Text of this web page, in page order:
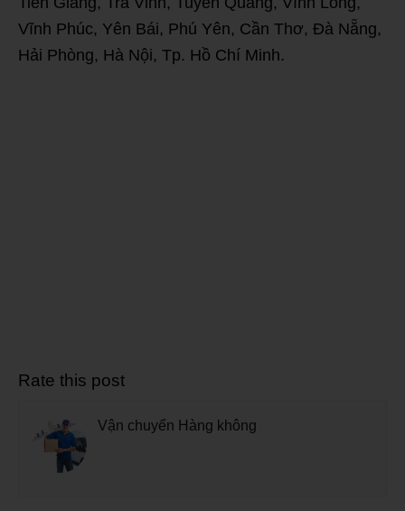
Vĩnh Phúc, Yên Bái, Phú Yên, Cần Thơ, Đà Nẵng,
Hải Phòng, Hà Nội, Tp. Hồ Chí Minh.
Rate this post
Vận chuyển Hàng không